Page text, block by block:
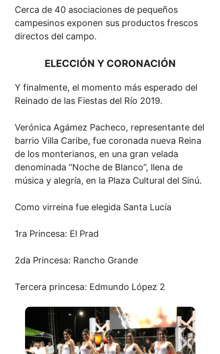
Cerca de 40 asociaciones de pequeños
campesinos exponen sus productos frescos
directos del campo.
ELECCIÓN Y CORONACIÓN
Y finalmente, el momento más esperado del
Reinado de las Fiestas del Río 2019.
Verónica Agámez Pacheco, representante del
barrio Villa Caribe, fue coronada nueva Reina
de los monterianos, en una gran velada
denominada “Noche de Blanco”, llena de
música y alegría, en la Plaza Cultural del Sinú.
Como virreina fue elegida Santa Lucía
1ra Princesa: El Prad
2da Princesa: Rancho Grande
Tercera princesa: Edmundo López 2